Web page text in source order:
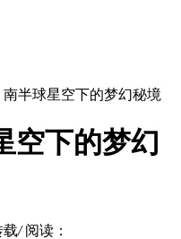
半球星空下的梦幻秘境
空下的梦幻
载/ 阅读：